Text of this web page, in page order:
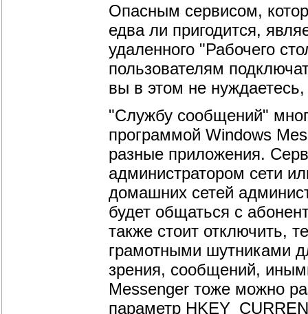
Опасным сервисом,
едва ли пригодится,
удаленного "Рабочего
пользователям
вы в этом не
"Службу сообщений"
программой Windows
разные приложения.
администратором сети
домашних сетей
будет общаться с
также стоит отключить,
грамотными шутниками
зрения, сообщений,
Messenger тоже можно
параметр